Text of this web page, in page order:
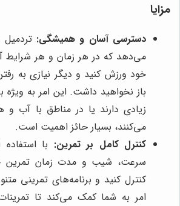
مزایا
دسترسی آسان و همیشگی: تردمیل
می‌دهد که در هر زمان و هر شرایط
خود ورزش کنید و دیگر نیازی به
باز نخواهید داشت. این امر به ویژه
زیادی دارند یا در مناطق با آب و
می‌کنند، بسیار حائز اهمیت است.
کنترل کامل بر تمرین: با استفاده
سرعت، شیب و مدت زمان تمرین
کنترل کنید و برنامه‌های تمرینی
امر به شما کمک می‌کند تا